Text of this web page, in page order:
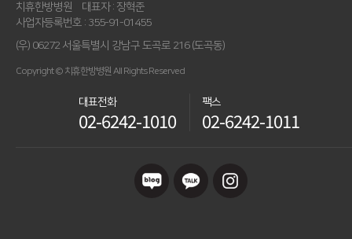
치휴한방병원
대표자 : 장혁준
사업자등록번호 : 355-91-01455
(우) 06272 서울특별시 강남구 도곡로 216 (도곡동)
Copyright © 치휴한방병원 All Rights Reserved
대표전화
02-6242-1010
팩스
02-6242-1011